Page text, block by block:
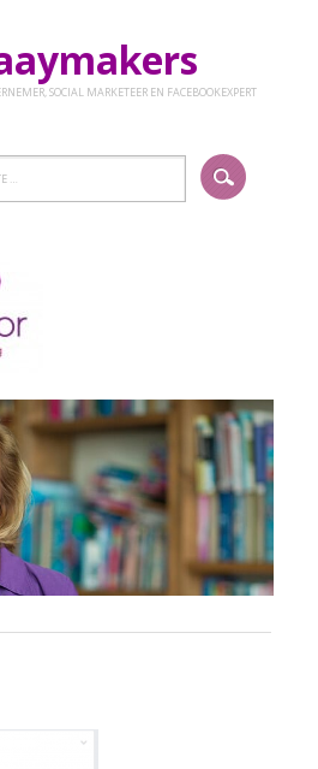
SOCIAL MARKETEER EN FACEBOOKEXPERT